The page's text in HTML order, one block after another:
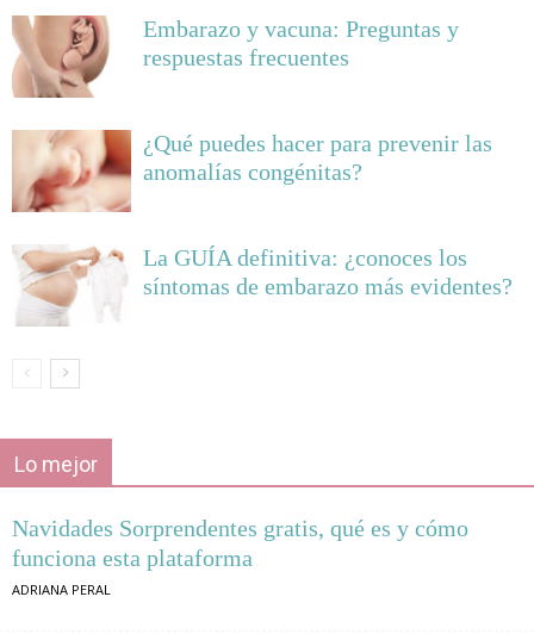
Embarazo y vacuna: Preguntas y
respuestas frecuentes
¿Qué puedes hacer para prevenir las
anomalías congénitas?
La GUÍA definitiva: ¿conoces los
síntomas de embarazo más evidentes?
Lo mejor
Navidades Sorprendentes gratis, qué es y cómo
funciona esta plataforma
ADRIANA PERAL